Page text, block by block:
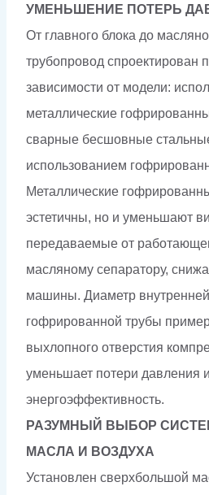
УМЕНЬШЕНИЕ ПОТЕРЬ
От главного блока до
трубопровод спроектирован
зависимости от модели:
металлические
сварные бесшовные
использованием
Металлические
эстетичны, но и уменьшают
передаваемые от
масляному сепаратору,
машины. Диаметр внутренней
гофрированной трубы
выхлопного отверстия
уменьшает потери давления
энергоэффективность.
РАЗУМНЫЙ ВЫБОР
МАСЛА И ВОЗДУХА
Установлен сверхбольшой